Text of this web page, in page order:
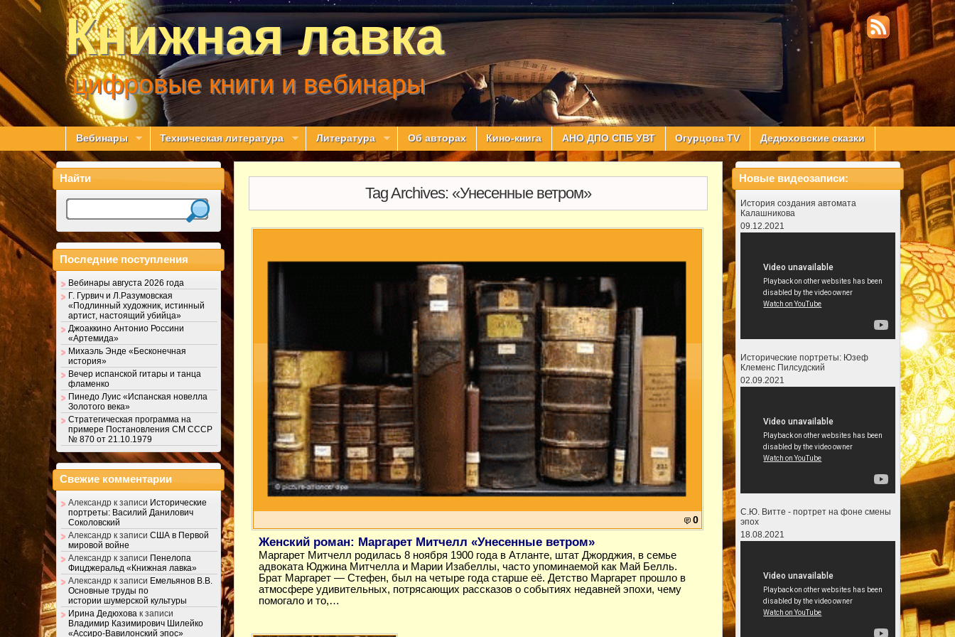
Книжная лавка
цифровые книги и вебинары
Вебинары Техническая литература Литература Об авторах Кино-книга АНО ДПО СПБ УВТ Огурцова TV Дедюховские сказки
Tag Archives: «Унесенные ветром»
0
Женский роман: Маргарет Митчелл «Унесенные ветром»
Маргарет Митчелл родилась 8 ноября 1900 года в Атланте, штат Джорджия, в семье
адвоката Юджина Митчелла и Марии Изабеллы, часто упоминаемой как Май Белль.
Брат Маргарет — Стефен, был на четыре года старше её. Детство Маргарет прошло в
атмосфере удивительных, потрясающих рассказов о событиях недавней эпохи, чему
помогало и то,…
Найти
Последние поступления
Вебинары августа 2026 года
Г. Гурвич и Л.Разумовская
«Подлинный художник, истинный
артист, настоящий убийца»
Джоаккино Антонио Россини
«Артемида»
Михаэль Энде «Бесконечная
история»
Вечер испанской гитары и танца
фламенко
Пинедо Луис «Испанская новелла
Золотого века»
Стратегическая программа на
примере Постановления СМ СССР
№ 870 от 21.10.1979
Свежие комментарии
Александр к записи Исторические
портреты: Василий Данилович
Соколовский
Александр к записи США в Первой
мировой войне
Александр к записи Пенелопа
Фицджеральд «Книжная лавка»
Александр к записи Емельянов В.В.
Основные труды по
истории шумерской культуры
Ирина Дедюхова к записи
Владимир Казимирович Шилейко
«Ассиро-Вавилонский эпос»
Новые видеозаписи:
История создания автомата
Калашникова
09.12.2021
Исторические портреты: Юзеф
Клеменс Пилсудский
02.09.2021
С.Ю. Витте - портрет на фоне смены
эпох
18.08.2021